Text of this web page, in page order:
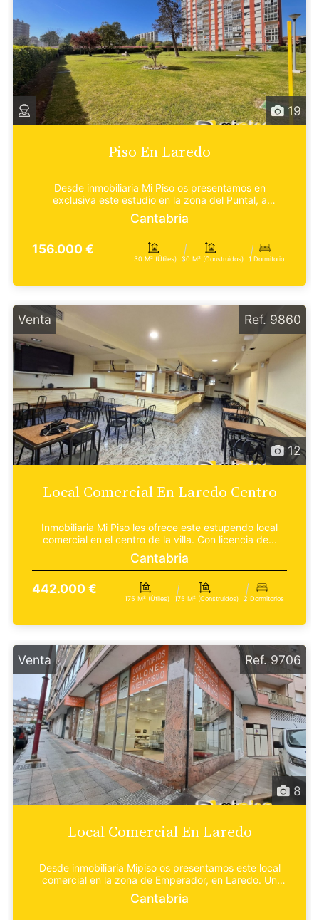
19
Piso En Laredo
Desde inmobiliaria Mi Piso os presentamos en
exclusiva este estudio en la zona del Puntal, a
escasos dos...
Cantabria
156.000 €
30 M² (útiles) 30 M² (construidos) 1 Dormitorio
Venta
12
Ref. 9860
Local Comercial En Laredo Centro
Inmobiliaria Mi Piso les ofrece este estupendo local
comercial en el centro de la villa. Con licencia de...
Cantabria
442.000 €
175 M² (útiles) 175 M² (construidos) 2 Dormitorios
Venta
8
Ref. 9706
Local Comercial En Laredo
Desde inmobiliaria Mipiso os presentamos este local
comercial en la zona de Emperador, en Laredo. Un
esp...
Cantabria